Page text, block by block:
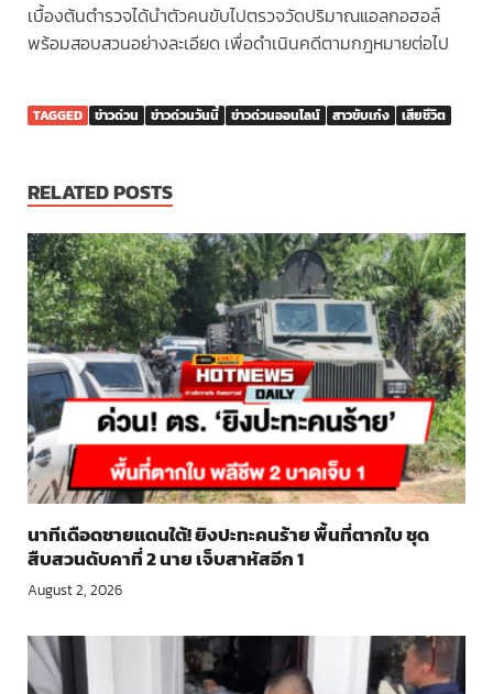
เบื้องต้นตำรวจได้นำตัวคนขับไปตรวจวัดปริมาณแอลกอฮอล์
พร้อมสอบสวนอย่างละเอียด เพื่อดำเนินคดีตามกฎหมายต่อไป
TAGGED ข่าวด่วน ข่าวด่วนวันนี้ ข่าวด่วนออนไลน์ สาวขับเก๋ง เสียชีวิต
RELATED POSTS
นาทีเดือดชายแดนใต้! ยิงปะทะคนร้าย พื้นที่ตากใบ ชุด
สืบสวนดับคาที่ 2 นาย เจ็บสาหัสอีก 1
August 2, 2026